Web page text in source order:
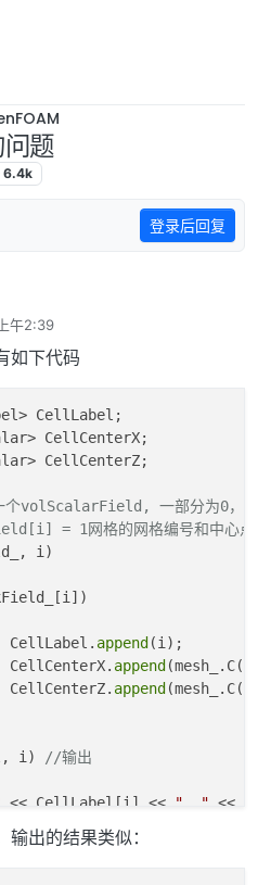
题
6.4k
登录后回复
午2:39
如下代码
volScalarField, 一部分为0，另
= 1网格的网格编号和中心点
			CellLabel.
append (i);
			CellCenterX.
append
			CellCenterZ.
append
i)
//输出
<< CellLabel[i] << ", " <<
出的结果类似：